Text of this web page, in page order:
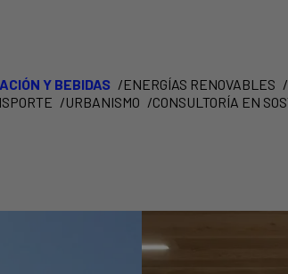
Y BEBIDAS ENERGÍAS RENOVABLES
URBANISMO CONSULTORÍA EN